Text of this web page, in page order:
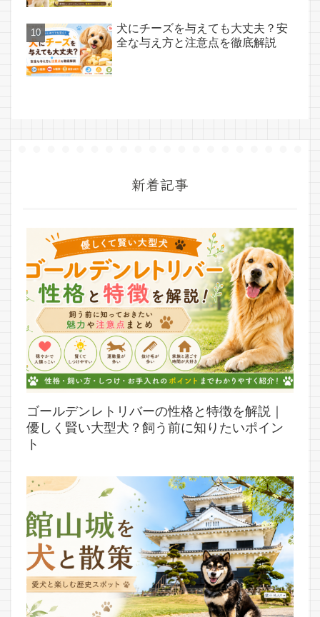
犬にチーズを与えても大丈夫？安
全な与え方と注意点を徹底解説
新着記事
ゴールデンレトリバーの性格と特徴を解説｜
優しく賢い大型犬？飼う前に知りたいポイン
ト